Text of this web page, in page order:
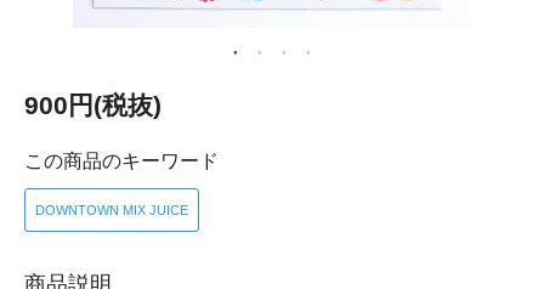
900円(税抜)
この商品のキーワード
DOWNTOWN MIX JUICE
商品説明